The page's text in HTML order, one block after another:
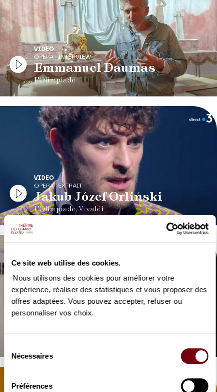
Ce site web utilise des cookies.
Nous utilisons des cookies pour améliorer votre
expérience, réaliser des statistiques et vous proposer des
offres adaptées. Vous pouvez accepter, refuser ou
personnaliser vos choix.
du
consentement
Nécessaires
Préférences
VIDEO
OPERA | INTERVIEW
Emmanuel Daumas
L'Olimpiade
VIDEO
OPERA | EXTRAIT
Jakub Józef Orliński
L'Olimpiade, Vivaldi
VIDEO